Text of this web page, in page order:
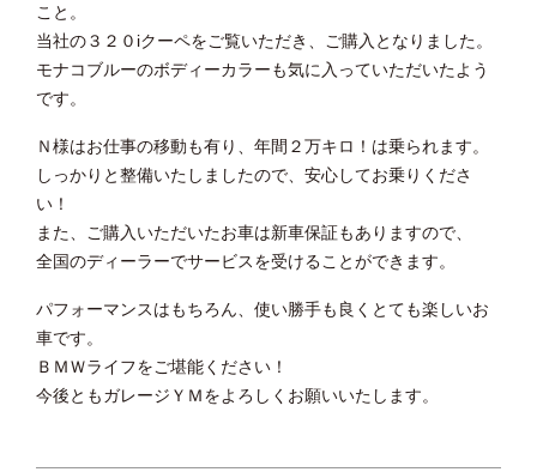
こと。
当社の３２０iクーペをご覧いただき、ご購入となりました。
モナコブルーのボディーカラーも気に入っていただいたよう
です。
Ｎ様はお仕事の移動も有り、年間２万キロ！は乗られます。
しっかりと整備いたしましたので、安心してお乗りくださ
い！
また、ご購入いただいたお車は新車保証もありますので、
全国のディーラーでサービスを受けることができます。
パフォーマンスはもちろん、使い勝手も良くとても楽しいお
車です。
ＢＭＷライフをご堪能ください！
今後ともガレージＹＭをよろしくお願いいたします。